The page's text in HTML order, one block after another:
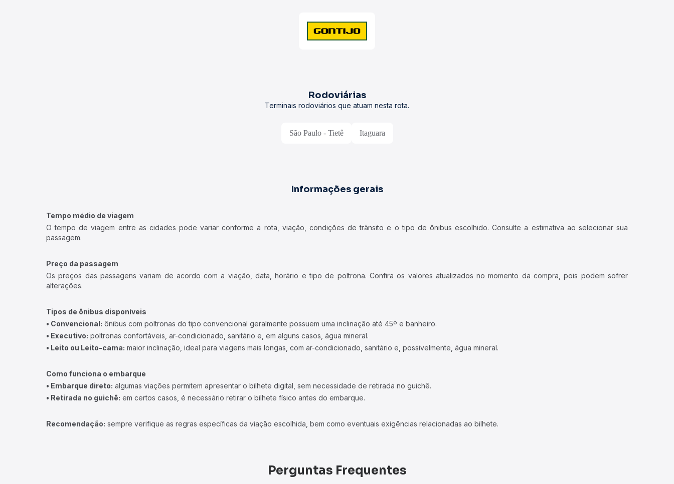
Rodoviárias
Terminais rodoviários que atuam nesta rota.
São Paulo - Tietê Itaguara
Informações gerais
Tempo médio de viagem
O tempo de viagem entre as cidades pode variar conforme a rota, viação, condições de trânsito e o tipo de ônibus escolhido. Consulte a estimativa ao selecionar sua
passagem.
Preço da passagem
Os preços das passagens variam de acordo com a viação, data, horário e tipo de poltrona. Confira os valores atualizados no momento da compra, pois podem sofrer
alterações.
Tipos de ônibus disponíveis
• Convencional: ônibus com poltronas do tipo convencional geralmente possuem uma inclinação até 45º e banheiro.
• Executivo: poltronas confortáveis, ar-condicionado, sanitário e, em alguns casos, água mineral.
• Leito ou Leito-cama: maior inclinação, ideal para viagens mais longas, com ar-condicionado, sanitário e, possivelmente, água mineral.
Como funciona o embarque
• Embarque direto: algumas viações permitem apresentar o bilhete digital, sem necessidade de retirada no guichê.
• Retirada no guichê: em certos casos, é necessário retirar o bilhete físico antes do embarque.
Recomendação: sempre verifique as regras específicas da viação escolhida, bem como eventuais exigências relacionadas ao bilhete.
Perguntas Frequentes